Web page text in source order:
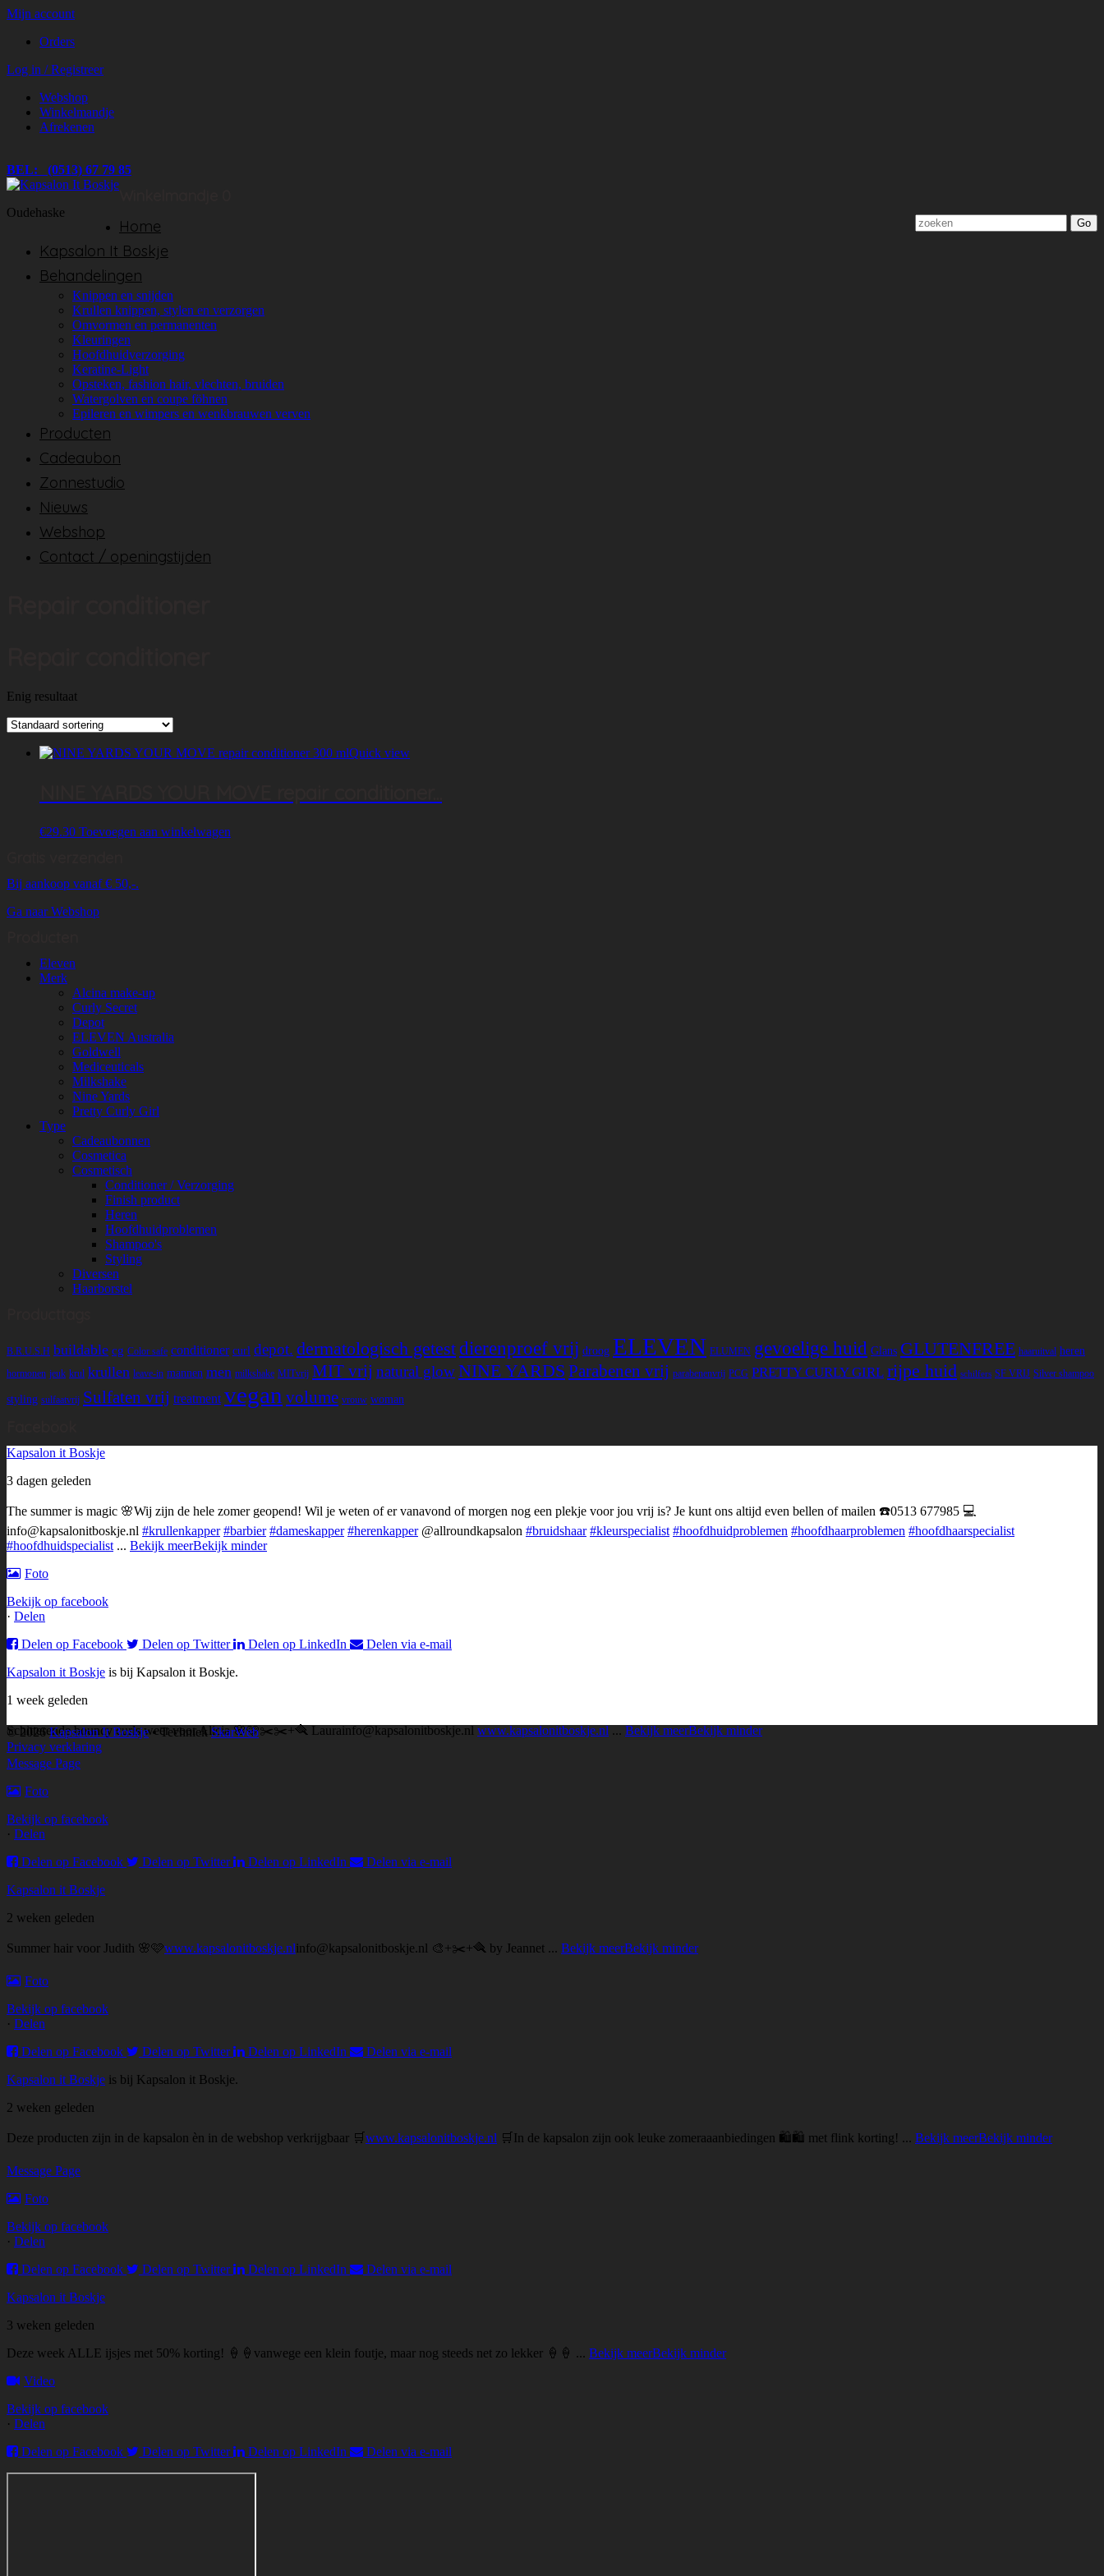
Mijn account
Orders
Log in / Registreer
Webshop
Winkelmandje
Afrekenen
BEL: (0513) 67 79 85
Oudehaske
Home
Kapsalon It Boskje
Behandelingen
Knippen en snijden
Krullen knippen, stylen en verzorgen
Omvormen en permanenten
Kleuringen
Hoofdhuidverzorging
Keratine-Light
Opsteken, fashion hair, vlechten, bruiden
Watergolven en coupe föhnen
Epileren en wimpers en wenkbrauwen verven
Producten
Cadeaubon
Zonnestudio
Nieuws
Webshop
Contact / openingstijden
Enig resultaat
Quick view
€29.30 Toevoegen aan winkelwagen
Bij aankoop vanaf € 50,-.
Ga naar Webshop
Eleven
Merk
Alcina make-up
Curly Secret
Depot
ELEVEN Australia
Goldwell
Mediceuticals
Milkshake
Nine Yards
Pretty Curly Girl
Type
Cadeaubonnen
Cosmetica
Cosmetisch
Conditioner / Verzorging
Finish product
Heren
Hoofdhuidproblemen
Shampoo's
Styling
Diversen
Haarborstel
B.R.U.S.H buildable cg Color safe conditioner curl depot. dermatologisch getestdierenproef vrij droog ELEVEN ELUMEN gevoelige huid Glans GLUTENFREE haaruitval heren
hormonen jeuk krul krullen leave-in mannen men milkshake MITvrij MIT vrij natural glowNINE YARDS Parabenen vrij parabenenvrij PCG PRETTY CURLY GIRL rijpe huid schilfers SF VRIJ Silver shampoo
styling sulfaatvrij Sulfaten vrij treatment vegan volume vrouw woman
Kapsalon it Boskje
3 dagen geleden
The summer is magic 🌸Wij zijn de hele zomer geopend! Wil je weten of er vanavond of morgen nog een plekje voor jou vrij is? Je kunt ons altijd even bellen of mailen ☎️0513 677985 💻
info@kapsalonitboskje.nl #krullenkapper #barbier #dameskapper #herenkapper@allroundkapsalon #bruidshaar #kleurspecialist #hoofdhuidproblemen #hoofdhaarproblemen #hoofdhaarspecialist
#hoofdhuidspecialist ... Bekijk meerBekijk minder
Foto
Bekijk op facebook
· Delen
Delen op Facebook
Delen op Twitter Delen op LinkedIn
Delen via e-mail
Kapsalon it Boskje is bij Kapsalon it Boskje.
1 week geleden
Schitterende bouncy curls weer voor Alicia 🌸🩷✂️✂️+🪮 Laurainfo@kapsalonitboskje.nl www.kapsalonitboskje.nl ... Bekijk meerBekijk minder
Message Page
Foto
Bekijk op facebook
· Delen
Delen op Facebook
Delen op Twitter Delen op LinkedIn
Delen via e-mail
Kapsalon it Boskje
2 weken geleden
Summer hair voor Judith 🌸🩷www.kapsalonitboskje.nlinfo@kapsalonitboskje.nl 🎨+✂️+🪮 by Jeannet ... Bekijk meerBekijk minder
Foto
Bekijk op facebook
· Delen
Delen op Facebook
Delen op Twitter Delen op LinkedIn
Delen via e-mail
Kapsalon it Boskje is bij Kapsalon it Boskje.
2 weken geleden
Deze producten zijn in de kapsalon èn in de webshop verkrijgbaar 🛒www.kapsalonitboskje.nl 🛒 In de kapsalon zijn ook leuke zomeraaanbiedingen 🛍🛍 met flink korting! ... Bekijk meerBekijk minder
Message Page
Foto
Bekijk op facebook
· Delen
Delen op Facebook
Delen op Twitter Delen op LinkedIn
Delen via e-mail
Kapsalon it Boskje
3 weken geleden
Deze week ALLE ijsjes met 50% korting! 🍦🍦vanwege een klein foutje, maar nog steeds net zo lekker 🍦🍦 ... Bekijk meerBekijk minder
Video
Bekijk op facebook
· Delen
Delen op Facebook
Delen op Twitter Delen op LinkedIn Delen via e-mail
© 2026Kapsalon It Boskje• TechniekSkarWeb
Privacy verklaring